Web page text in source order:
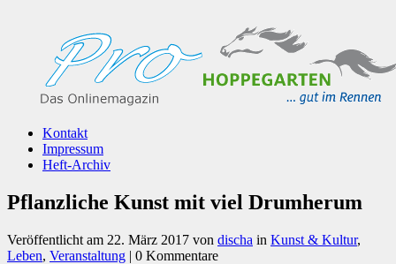
Kontakt
Impressum
Heft-Archiv
Pflanzliche Kunst mit viel Drumherum
Veröffentlicht am 22. März 2017 von discha in Kunst & Kultur,
Leben, Veranstaltung | 0 Kommentare